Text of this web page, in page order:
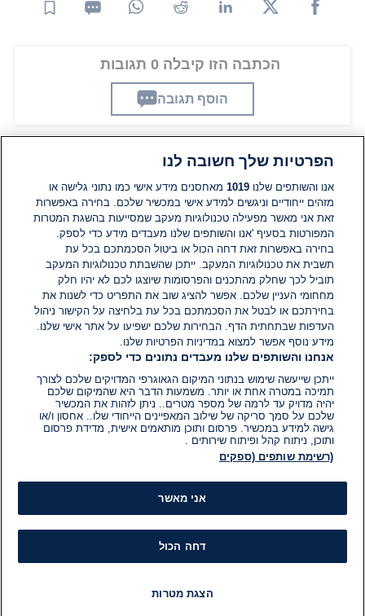
הכתבה הזו קיבלה 0 תגובות
הוסף תגובה
תגובות
אין עדיין תגובות. היה הראשון להגיב
הוסף תגובה
הפרטיות שלך חשובה לנו
אנו והשותפים שלנו1019 מאחסנים מידע אישי כמו נתוני גלישה או
מזהים ייחודיים וניגשים למידע אישי במכשיר שלכם. בחירה באפשרות
זאת אני מאשר מפעילה טכנולוגיות מעקב שמסייעות בהשגת המטרות
המפורטות בסעיף 'אנו והשותפים שלנו מעבדים מידע כדי לספק.
בחירה באפשרות זאת דחה הכול או ביטול הסכמתכם בכל עת
תשבית את טכנולוגיות המעקב. ייתכן שהשבתת טכנולוגיות המעקב
תוביל לכך שחלק מהתכנים והפרסומות שיוצגו לכם לא יהיו חלק
מחחומי העניין שלכם. אפשר להציג שוב את התפריט כדי לשנות את
בחירתכם או לבטל את הסכמתכם בכל עת בלחיצה על הקישור ניהול
העדפות שבתחתית הדף. הבחירות שלכם ישפיעו על אתר אישי שלנו.
מידע נוסף אפשר למצוא במדיניות הפרטיות שלנו.
אנחנו והשותפים שלנו מעבדים נתונים כדי לספק:
ייתכן שייעשה שימוש בנתוני המיקום הגאוגרפי המדויקים שלכם לצורך
תמיכה במטרה אחת או יותר. משמעות הדבר היא שהמיקום שלכם
יהיה מדויק עד לרמה של מספר מטרים.. ניתן לזהות את המכשיר
שלכם על סמך סריקה של שילוב המאפיינים הייחודי שלו.. אחסון ו/או
גישה למידע במכשיר. פרסום ותוכן מותאמים אישית, מדידת פרסום
ותוכן, ניתוח קהל ופיתוח שירותים .
(רשימת שותפים (ספקים
אני מאשר
דחה הכול
הצגת מטרות